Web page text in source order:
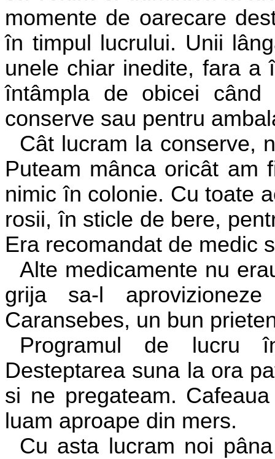
momente de oarecare
în timpul lucrului. Unii
unele chiar inedite, fara a
întâmpla de obicei când
conserve sau pentru
Cât lucram la conserve,
Puteam mânca oricât am
nimic în colonie. Cu toate
rosii, în sticle de bere,
Era recomandat de medic
Alte medicamente nu
grija sa-l
Caransebes, un bun
Programul de lucru
Desteptarea suna la ora
si ne pregateam.
luam aproape din mers.
Cu asta lucram noi